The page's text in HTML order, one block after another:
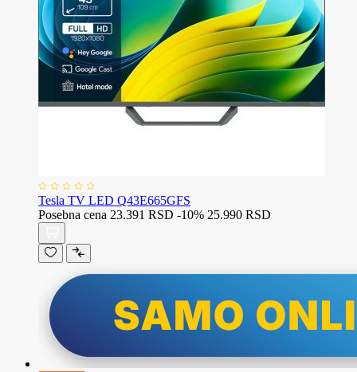
Tesla TV LED Q43E665GFS
Posebna cena 23.391 RSD -10% 25.990 RSD